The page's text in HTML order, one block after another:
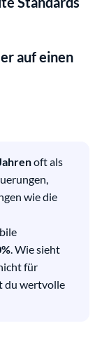
auf einen
oft als
wie die
​. Wie sieht
für
du wertvolle